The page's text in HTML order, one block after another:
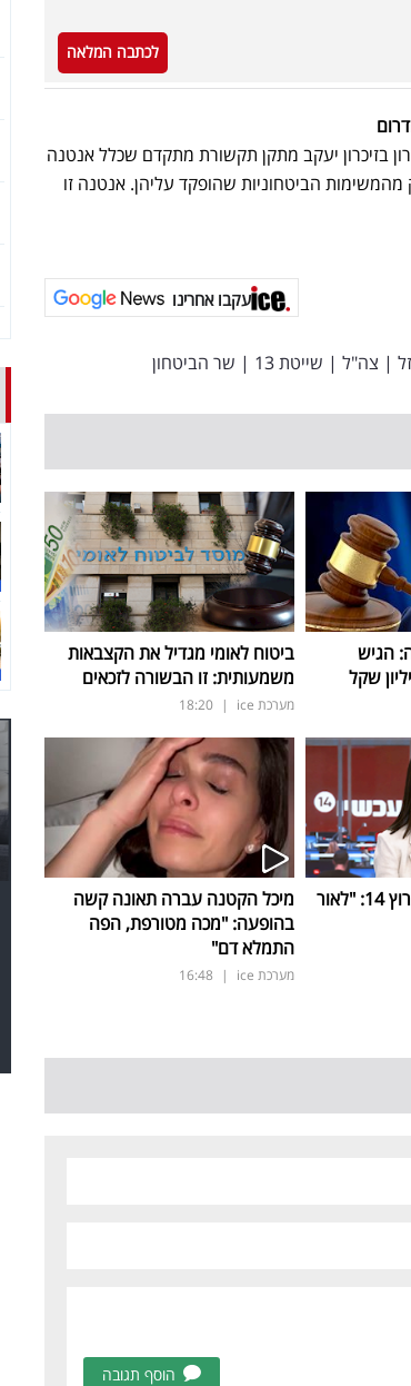
לכתבה המלאה
בזיכרון יעקב מתקן תקשורת מתקדם שכלל אנטנה
הביטחוניות שהופקד עליהן. אנטנה זו
עקבו אחרינו
| צה"ל | שייטת 13 | שר הביטחון
הגיש
ביטוח לאומי מגדיל את הקצבאות
משמעותית: זו הבשורה לזכאים
מערכת ice |
18:20
מגי טביבי נפרדת מערוץ 14: "לאור
מיכל הקטנה עברה תאונה קשה
בהופעה: "מכה מטורפת, הפה
התמלא דם"
מערכת ice |
16:48
הוסף תגובה